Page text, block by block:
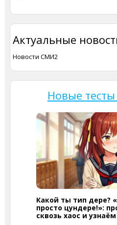
Актуальные
Новости СМИ2
Новые
Какой ты тип дере?
просто цундере!»:
сквозь хаос и